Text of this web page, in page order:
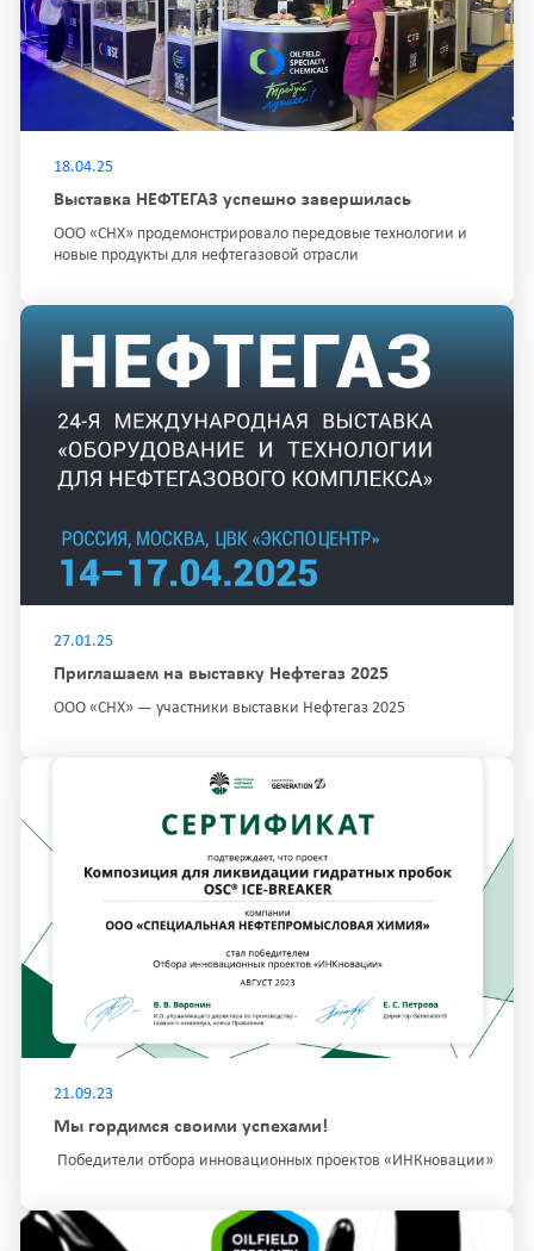
18.04.25
Выставка НЕФТЕГАЗ успешно завершилась
ООО «СНХ» продемонстрировало передовые технологии и
новые продукты для нефтегазовой отрасли
27.01.25
Приглашаем на выставку Нефтегаз 2025
ООО «СНХ» — участники выставки Нефтегаз 2025
21.09.23
Мы гордимся своими успехами!
Победители отбора инновационных проектов «ИНКновации»